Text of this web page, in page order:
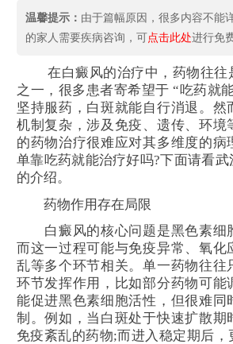
温馨提示： 由于篇幅原因，很多内容不能
的家人需要疾病咨询，可点击此处进行免
在白癜风的治疗中，药物往往
之一，很多患者寄希望于 “吃药就
坚持服药，白斑就能自行消退。然
机制复杂，涉及免疫、遗传、环境
的药物治疗很难应对其多维度的病
单靠吃药就能治疗好吗?下面请看武
的介绍。
药物作用存在局限
白癜风的核心问题是黑色素细
而这一过程可能与免疫异常、氧化
乱等多个环节相关。单一药物往往
环节发挥作用，比如部分药物可能
能促进黑色素细胞活性，但很难同
制。例如，当白斑处于快速扩散期
免疫紊乱的药物;而进入稳定期后